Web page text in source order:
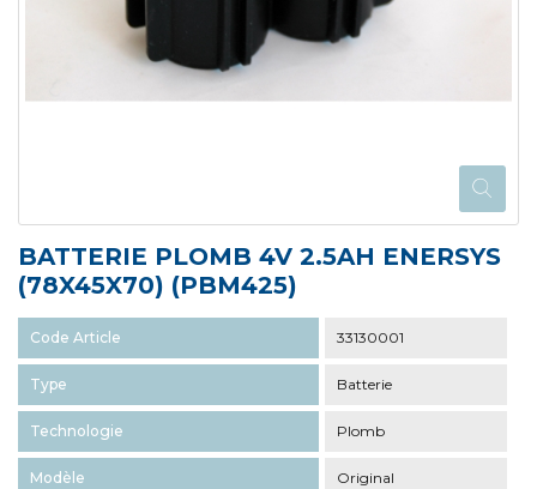
BATTERIE PLOMB 4V 2.5AH ENERSYS
(78X45X70) (PBM425)
Code Article 33130001
Type Batterie
Technologie Plomb
Modèle Original